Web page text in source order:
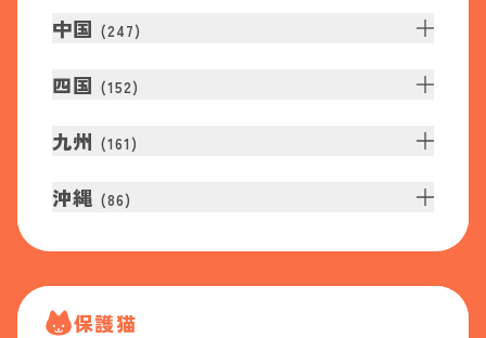
中国 (247)
四国 (152)
九州 (161 )
沖縄 (86)
保護猫